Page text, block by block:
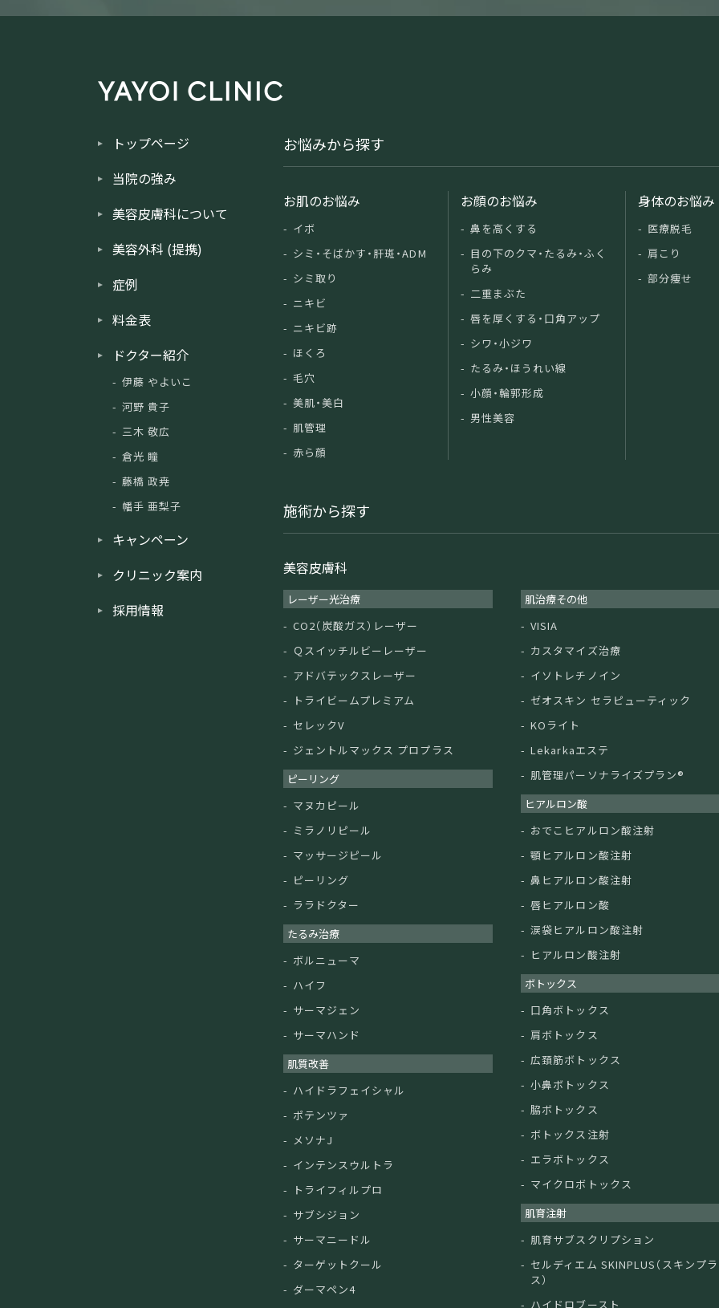
トップページ
当院の強み
美容皮膚科について
美容外科 (提携)
症例
料金表
ドクター紹介
伊藤 やよいこ
河野 貴子
三木 敬広
倉光 瞳
藤橋 政尭
幡手 亜梨子
キャンペーン
クリニック案内
採用情報
お悩みから探す
お肌のお悩み
イボ
シミ・そばかす・肝斑・ADM
シミ取り
ニキビ
ニキビ跡
ほくろ
毛穴
美肌・美白
肌管理
赤ら顔
お顔のお悩み
鼻を高くする
目の下のクマ・たるみ・ふく
らみ
二重まぶた
唇を厚くする・口角アップ
シワ・小ジワ
たるみ・ほうれい線
小顔・輪郭形成
男性美容
身体のお悩み
医療脱毛
肩こり
部分痩せ
施術から探す
美容皮膚科
レーザー光治療
CO2（炭酸ガス）レーザー
Ｑスイッチルビーレーザー
アドバテックスレーザー
トライビームプレミアム
セレックV
ジェントルマックス プロプラス
ピーリング
マヌカピール
ミラノリピール
マッサージピール
ピーリング
ララドクター
たるみ治療
ボルニューマ
ハイフ
サーマジェン
サーマハンド
肌質改善
ハイドラフェイシャル
ポテンツァ
メソナJ
インテンスウルトラ
トライフィルプロ
サブシジョン
サーマニードル
ターゲットクール
ダーマペン4
肌治療その他
VISIA
カスタマイズ治療
イソトレチノイン
ゼオスキン セラピューティック
KOライト
Lekarkaエステ
肌管理パーソナライズプラン®︎
ヒアルロン酸
おでこヒアルロン酸注射
顎ヒアルロン酸注射
鼻ヒアルロン酸注射
唇ヒアルロン酸
涙袋ヒアルロン酸注射
ヒアルロン酸注射
ボトックス
口角ボトックス
肩ボトックス
広頚筋ボトックス
小鼻ボトックス
脇ボトックス
ボトックス注射
エラボトックス
マイクロボトックス
肌育注射
肌育サブスクリプション
セルディエム SKINPLUS（スキンプラ
ス）
ハイドロブースト